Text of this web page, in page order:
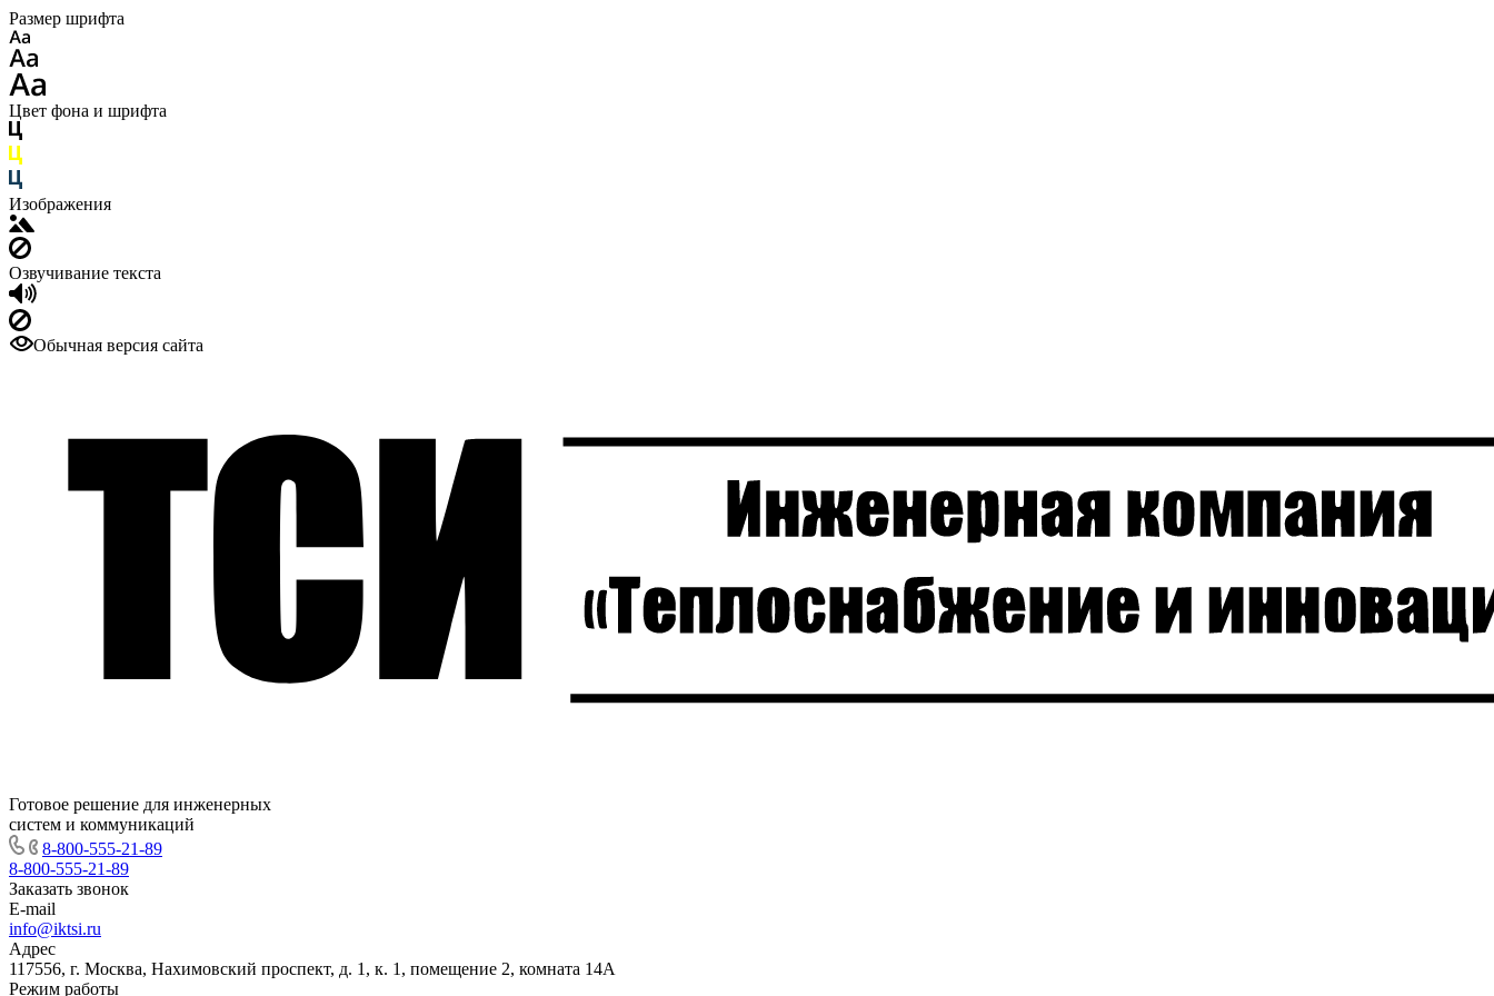
Размер шрифта
Цвет фона и шрифта
Изображения
Озвучивание текста
Обычная версия сайта
Готовое решение для инженерных
систем и коммуникаций
8-800-555-21-89
8-800-555-21-89
Заказать звонок
E-mail
info@iktsi.ru
Адрес
117556, г. Москва, Нахимовский проспект, д. 1, к. 1, помещение 2, комната 14А
Режим работы